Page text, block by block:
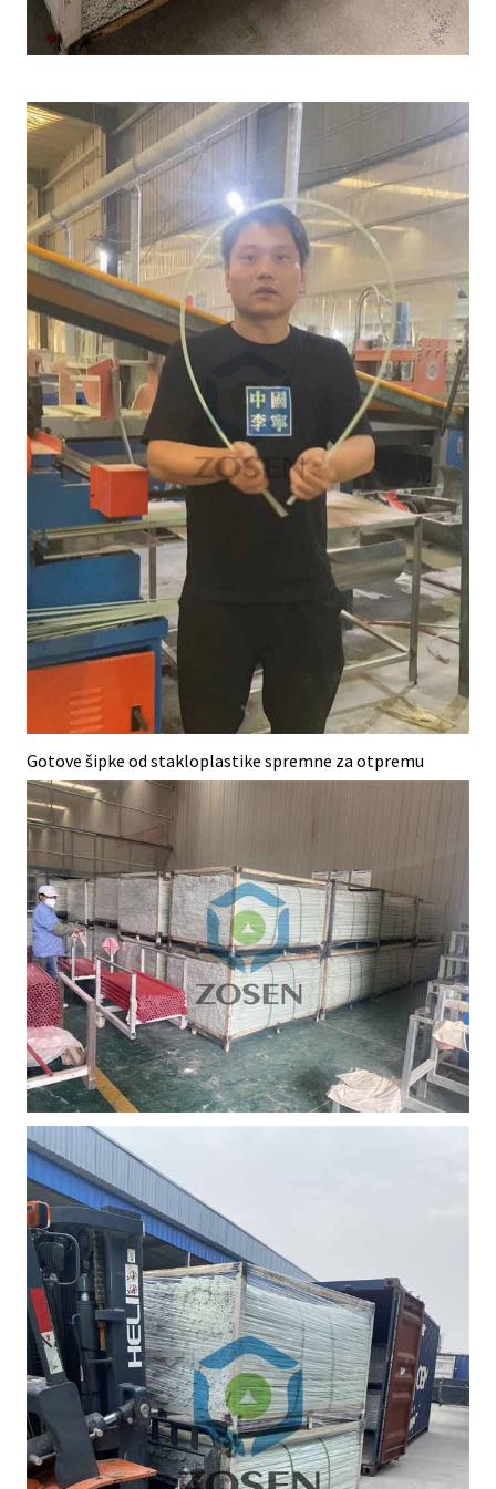
Gotove šipke od stakloplastike spremne za otpremu